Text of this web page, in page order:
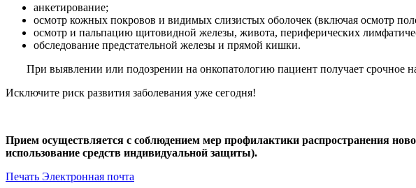
анкетирование;
осмотр кожных покровов и видимых слизистых оболочек (включая осмотр
осмотр и пальпацию щитовидной железы, живота, периферических
обследование предстательной железы и прямой кишки.
При выявлении или подозрении на онкопатологию пациент получает срочное
Исключите риск развития заболевания уже сегодня!
Прием осуществляется с соблюдением мер профилактики распространения
использование средств индивидуальной защиты).
Печать Электронная почта